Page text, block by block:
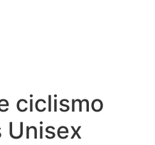
ciclismo
Unisex